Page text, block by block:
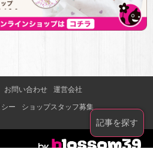
記事を探す
お問い合わせ 運営会社
ー ショップスタッフ募集